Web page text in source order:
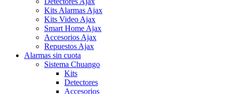
Kits Alarmas Ajax
Kits Video Ajax
Smart Home Ajax
Accesorios Ajax
Repuestos Ajax
Alarmas sin cuota
Sistema Chuango
Kits
Detectores
Accesorios